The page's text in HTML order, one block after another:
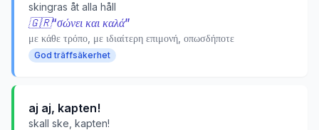
skingras åt alla håll
🇬🇷“σώνει και καλά”
με κάθε τρόπο, με ιδιαίτερη επιμονή, οπωσδήποτε
God träffsäkerhet
aj aj, kapten!
skall ske, kapten!